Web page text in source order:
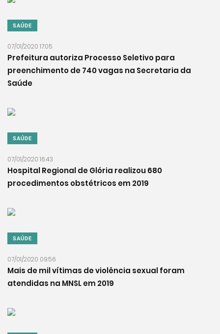
SAÚDE
07/01/2020 17:05
Prefeitura autoriza Processo Seletivo para
preenchimento de 740 vagas na Secretaria da
Saúde
SAÚDE
07/01/2020 16:43
Hospital Regional de Glória realizou 680
procedimentos obstétricos em 2019
SAÚDE
07/01/2020 09:56
Mais de mil vítimas de violência sexual foram
atendidas na MNSL em 2019